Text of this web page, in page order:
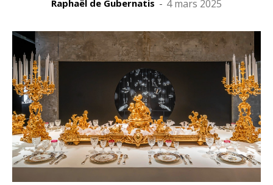
Raphaël de Gubernatis - 4 mars 2025